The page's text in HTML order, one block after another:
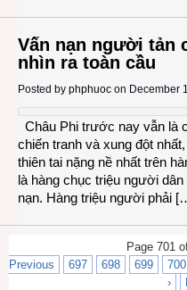
Vấn nạn người tản
nhìn ra toàn cầu
Posted by phphuoc on December
Châu Phi trước nay vẫn là
chiến tranh và xung đột
thiên tai nặng nề nhất trên
là hàng chục triệu người
nạn. Hàng triệu người phải
Page 701
Previous
697 698 699 700
›